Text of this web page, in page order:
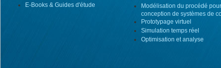
E-Books & Guides d'étude
Modélisation du procédé
conception de systèmes de
Prototypage virtuel
Simulation temps réel
Optimisation et analyse